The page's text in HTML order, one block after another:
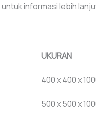
informasi lebih
UKURAN
400 x 400 x
500 x 500 x